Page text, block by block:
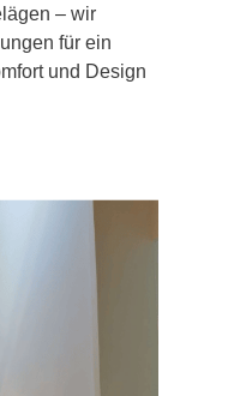
– wir
für ein
und Design